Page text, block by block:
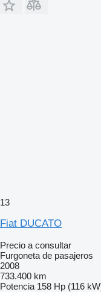
13
Fiat DUCATO
Precio a consultar
Furgoneta de pasajeros
2008
733.400 km
Potencia 158 Hp (116